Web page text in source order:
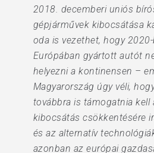
2018. decemberi uniós
gépjárművek kibocsátása
oda is vezethet, hogy
Európában gyártott autót
helyezni a kontinensen –
Magyarország úgy véli,
továbbra is támogatnia kell
kibocsátás csökkentésére
és az alternatív
azonban az európai